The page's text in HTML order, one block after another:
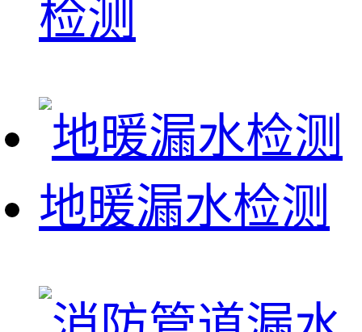
检测
地暖漏水检测